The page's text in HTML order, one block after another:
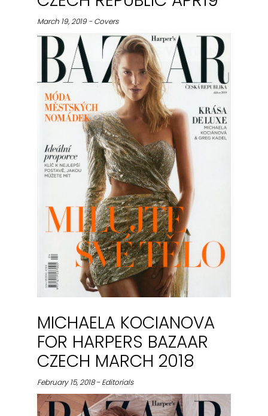
March 19, 2019 - Covers
MICHAELA KOCIANOVA
FOR HARPERS BAZAAR
CZECH MARCH 2018
February 15, 2018 - Editorials